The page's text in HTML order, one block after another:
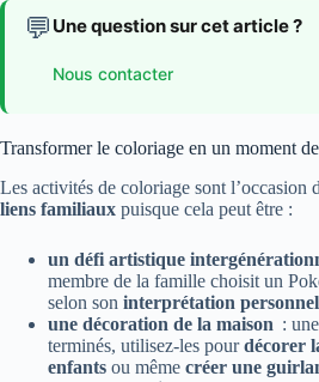
💬 Une question sur cet article ?
Nous contacter
Transformer le coloriage en un moment
Les activités de coloriage sont l’occasion
liens familiaux puisque cela peut être :
un défi artistique
membre de la famille choisit un
selon son interprétation
une décoration de la maison :
terminés, utilisez-les pourdécorer
enfants ou même créer une